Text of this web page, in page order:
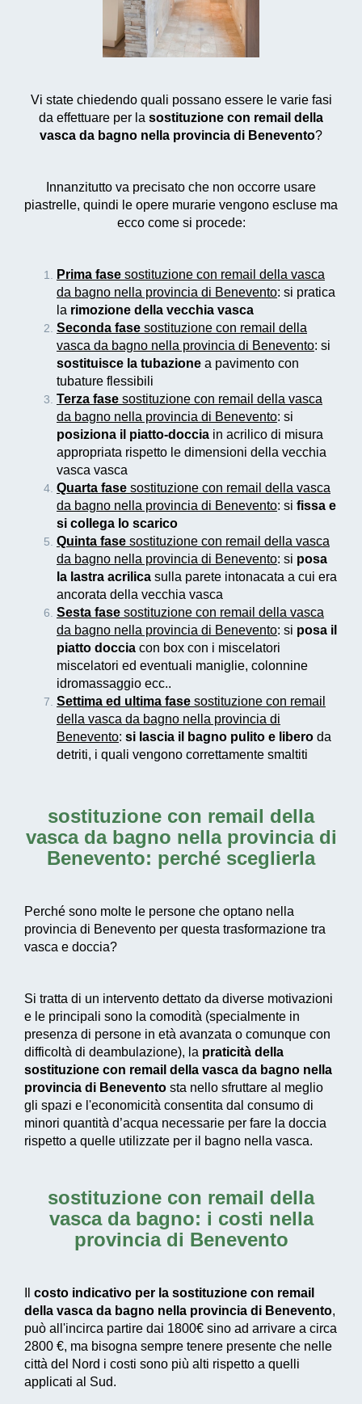
Vi state chiedendo quali possano essere le varie fasi
da effettuare per la sostituzione con remail della
vasca da bagno nella provincia di Benevento?
Innanzitutto va precisato che non occorre usare
piastrelle, quindi le opere murarie vengono escluse ma
ecco come si procede:
Prima fase sostituzione con remail della vasca
da bagno nella provincia di Benevento: si pratica
la rimozione della vecchia vasca
Seconda fase sostituzione con remail della
vasca da bagno nella provincia di Benevento: si
sostituisce la tubazione a pavimento con
tubature flessibili
Terza fase sostituzione con remail della vasca
da bagno nella provincia di Benevento: si
posiziona il piatto-doccia in acrilico di misura
appropriata rispetto le dimensioni della vecchia
vasca vasca
Quarta fase sostituzione con remail della vasca
da bagno nella provincia di Benevento: si fissa e
si collega lo scarico
Quinta fase sostituzione con remail della vasca
da bagno nella provincia di Benevento: si posa
la lastra acrilica sulla parete intonacata a cui era
ancorata della vecchia vasca
Sesta fase sostituzione con remail della vasca
da bagno nella provincia di Benevento: si posa il
piatto doccia con box con i miscelatori
miscelatori ed eventuali maniglie, colonnine
idromassaggio ecc..
Settima ed ultima fase sostituzione con remail
della vasca da bagno nella provincia di
Benevento: si lascia il bagno pulito e libero da
detriti, i quali vengono correttamente smaltiti
sostituzione con remail della
vasca da bagno nella provincia di
Benevento: perché sceglierla
Perché sono molte le persone che optano nella
provincia di Benevento per questa trasformazione tra
vasca e doccia?
Si tratta di un intervento dettato da diverse motivazioni
e le principali sono la comodità (specialmente in
presenza di persone in età avanzata o comunque con
difficoltà di deambulazione), la praticità della
sostituzione con remail della vasca da bagno nella
provincia di Benevento sta nello sfruttare al meglio
gli spazi e l'economicità consentita dal consumo di
minori quantità d’acqua necessarie per fare la doccia
rispetto a quelle utilizzate per il bagno nella vasca.
sostituzione con remail della
vasca da bagno: i costi nella
provincia di Benevento
costo indicativo per la sostituzione con remail
della vasca da bagno nella provincia di Benevento,
può all'incirca partire dai 1800€ sino ad arrivare a circa
2800 €, ma bisogna sempre tenere presente che nelle
città del Nord i costi sono più alti rispetto a quelli
applicati al Sud.